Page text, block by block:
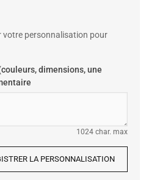
votre personnalisation pour
dimensions, une
1024 char. max
LA PERSONNALISATION